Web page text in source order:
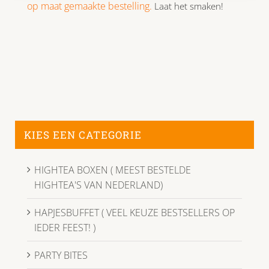
op maat gemaakte bestelling. Laat het smaken!
KIES EEN CATEGORIE
HIGHTEA BOXEN ( MEEST BESTELDE
HIGHTEA'S VAN NEDERLAND)
HAPJESBUFFET ( VEEL KEUZE BESTSELLERS OP
IEDER FEEST! )
PARTY BITES